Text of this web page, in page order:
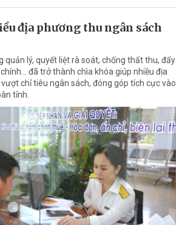
địa phương thu ngân sách
quản lý, quyết liệt rà soát, chống thất thu, đẩy
đã trở thành chìa khóa giúp nhiều địa
chỉ tiêu ngân sách, đóng góp tích cực vào
tỉnh.